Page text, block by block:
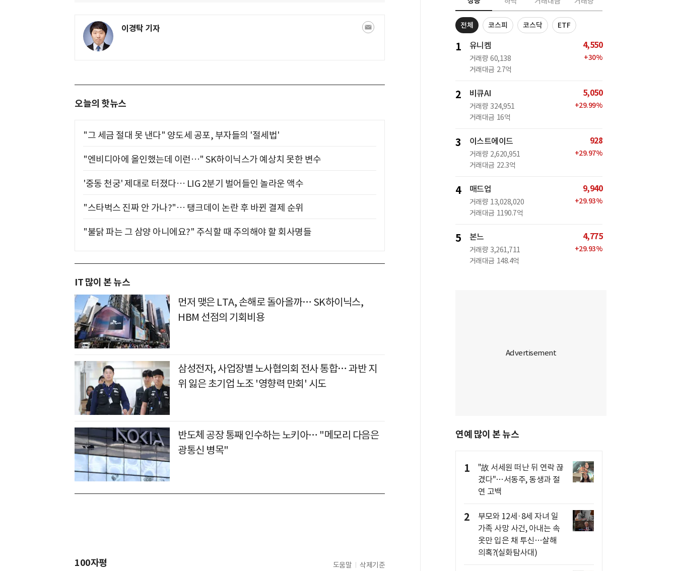
이경탁 기자
오늘의 핫뉴스
"그 세금 절대 못 낸다" 양도세 공포, 부자들의 '절세법'
"엔비디아에 올인했는데 이런…" SK하이닉스가 예상치 못한 변수
'중동 천궁' 제대로 터졌다… LIG 2분기 벌어들인 놀라운 액수
"스타벅스 진짜 안 가나?"… 탱크데이 논란 후 바뀐 결제 순위
"불닭 파는 그 삼양 아니에요?" 주식할 때 주의해야 할 회사명들
IT 많이 본 뉴스
먼저 맺은 LTA, 손해로 돌아올까… SK하이닉스,
HBM 선점의 기회비용
삼성전자, 사업장별 노사협의회 전사 통합… 과반 지
위 잃은 초기업 노조 '영향력 만회' 시도
반도체 공장 통째 인수하는 노키아… "메모리 다음은
광통신 병목"
100자평 도움말 삭제기준
전체 코스피 코스닥 ETF
1 유니켐
거래량 60,138
거래대금 2.7억
4,550
+30%
2 비큐AI
거래량 324,951
거래대금 16억
5,050
+29.99%
3 이스트에이드
거래량 2,620,951
거래대금 22.3억
928
+29.97%
4 매드업
거래량 13,028,020
거래대금 1190.7억
9,940
+29.93%
5 본느
거래량 3,261,711
거래대금 148.4억
4,775
+29.93%
연예 많이 본 뉴스
1
"故 서세원 떠난 뒤 연락 끊
겼다"…서동주, 동생과 절
연 고백
2
부모와 12세·8세 자녀 일
가족 사망 사건, 아내는 속
옷만 입은 채 투신…살해
의혹?(실화탐사대)